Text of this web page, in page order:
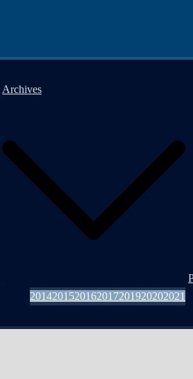
Archives
2014201520162017201920202021